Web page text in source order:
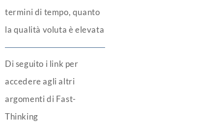
termini di tempo, quanto
la qualità voluta è elevata
Di seguito i link per
accedere agli altri
argomenti di Fast-
Thinking